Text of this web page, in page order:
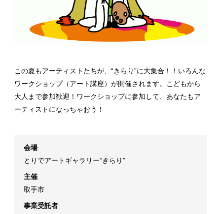
この夏もアーティストたちが、“きらり”に大集合！！いろんな
ワークショップ（アート講座）が開催されます。こどもから
大人まで参加歓迎！ワークショップに参加して、あなたもア
ーティストになっちゃおう！
会場
とりでアートギャラリー“きらり”
主催
取手市
事業受託者